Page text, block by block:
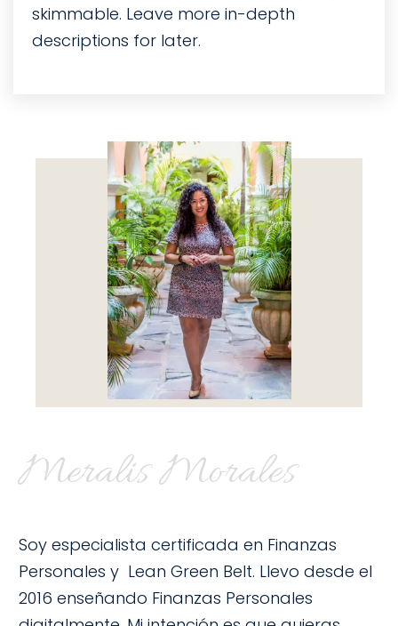
skimmable. Leave more in-depth
descriptions for later.
Meralis Morales
Soy especialista certificada en Finanzas
Personales y Lean Green Belt. Llevo desde el
2016 enseñando Finanzas Personales